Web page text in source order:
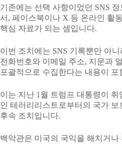
기존에는 선택 사항이었던 SNS
서, 페이스북이나 X 등 온라인 활
핵심 자료가 되는 셈입니다.
이번 조치에는 SNS 기록뿐만 아
전화번호와 이메일 주소, 지문과
포괄적으로 수집한다는 내용이 포
이는 지난 1월 트럼프 대통령이 취
인 테러리리스트로부터의 국가 보
후속 조치입니다.
백악관은 미국의 국익을 해치거나